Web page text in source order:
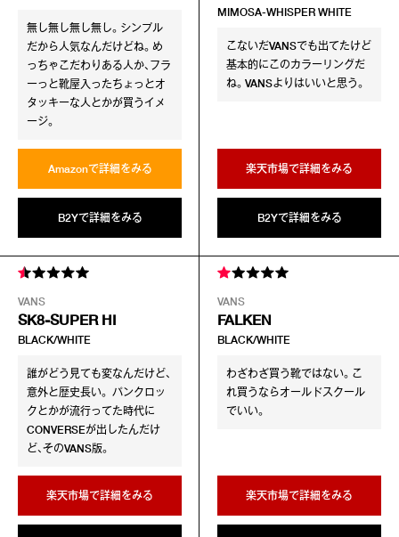
無し無し無し無し。シンプル
だから人気なんだけどね。め
っちゃこだわりある人か、フラ
ーっと靴屋入ったちょっとオ
タッキーな人とかが買うイメ
ージ。
Amazonで詳細をみる
B2Yで詳細をみる
MIMOSA-WHISPER WHITE
こないだVANSでも出てたけど
基本的にこのカラーリングだ
ね。VANSよりはいいと思う。
楽天市場で詳細をみる
B2Yで詳細をみる
VANS
SK8-SUPER HI
BLACK/WHITE
誰がどう見ても変なんだけど、
意外と歴史長い。 パンクロッ
クとかが流行ってた時代に
CONVERSEが出したんだけ
ど、そのVANS版。
楽天市場で詳細をみる
VANS
FALKEN
BLACK/WHITE
わざわざ買う靴ではない。こ
れ買うならオールドスクール
でいい。
楽天市場で詳細をみる